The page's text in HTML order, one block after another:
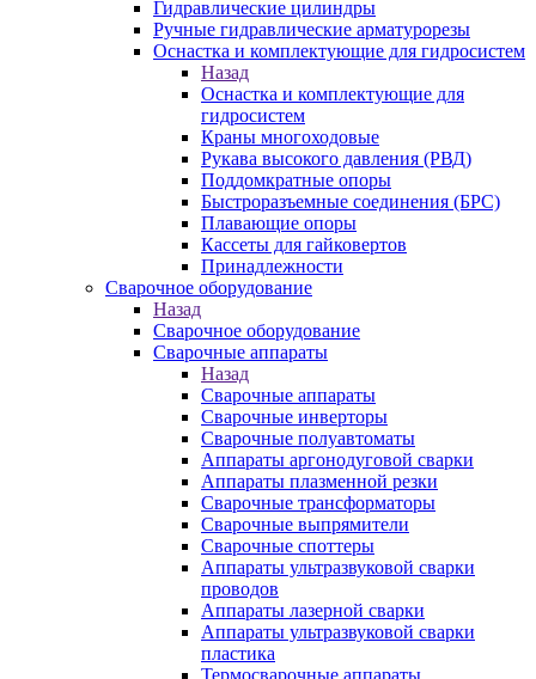
Гидравлические цилиндры
Ручные гидравлические арматурорезы
Оснастка и комплектующие для гидросистем
Назад
Оснастка и комплектующие для
гидросистем
Краны многоходовые
Рукава высокого давления (РВД)
Поддомкратные опоры
Быстроразъемные соединения (БРС)
Плавающие опоры
Кассеты для гайковертов
Принадлежности
Сварочное оборудование
Назад
Сварочное оборудование
Сварочные аппараты
Назад
Сварочные аппараты
Сварочные инверторы
Сварочные полуавтоматы
Аппараты аргонодуговой сварки
Аппараты плазменной резки
Сварочные трансформаторы
Сварочные выпрямители
Сварочные споттеры
Аппараты ультразвуковой сварки
проводов
Аппараты лазерной сварки
Аппараты ультразвуковой сварки
пластика
Термосварочные аппараты